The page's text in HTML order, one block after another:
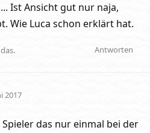
Ist Ansicht gut nur naja,
Wie Luca schon erklärt hat.
Antworten
.
2017
das nur einmal bei der